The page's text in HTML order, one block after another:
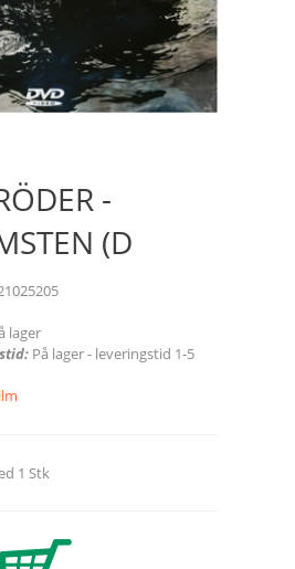
-
(D
lager
På lager - leveringstid 1-5
1 Stk